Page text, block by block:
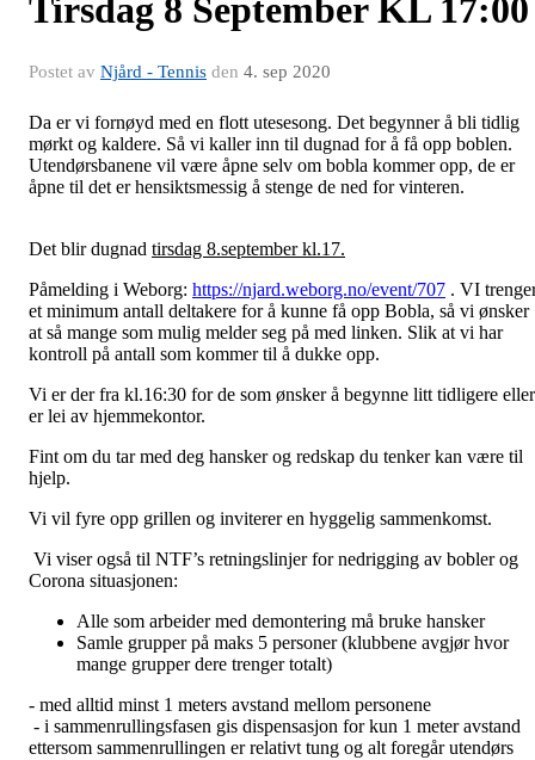
Tirsdag 8 September KL 17:00
Postet av Njård - Tennis den 4. sep 2020
Da er vi fornøyd med en flott utesesong. Det begynner å bli tidlig
mørkt og kaldere. Så vi kaller inn til dugnad for å få opp boblen.
Utendørsbanene vil være åpne selv om bobla kommer opp, de er
åpne til det er hensiktsmessig å stenge de ned for
Det blir dugnad tirsdag 8.september kl.17.
Påmelding i Weborg: https://njard.weborg.no/event/707 . VI
et minimum antall deltakere for å kunne få opp Bobla, så vi ønsker
at så mange som mulig melder seg på med linken. Slik at vi har
kontroll på antall som kommer til å dukke opp.
Vi er der fra kl.16:30 for de som ønsker å begynne litt tidligere eller
er lei av hjemmekontor.
Fint om du tar med deg hansker og redskap du tenker kan være til
hjelp.
Vi vil fyre opp grillen og inviterer en hyggelig sammenkomst.
Vi viser også til NTF’s retningslinjer for nedrigging av bobler og
Corona situasjonen:
Alle som arbeider med demontering må bruke hansker
Samle grupper på maks 5 personer (klubbene avgjør hvor
mange grupper dere trenger totalt)
- med alltid minst 1 meters avstand mellom personene
- i sammenrullingsfasen gis dispensasjon for kun 1 meter avstand
ettersom sammenrullingen er relativt tung og alt foregår utendørs